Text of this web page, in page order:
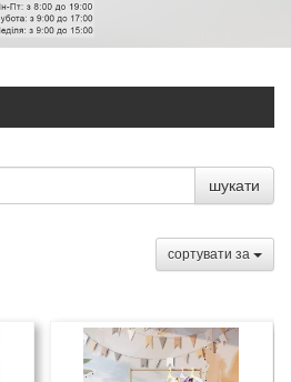
шукати
сортувати за